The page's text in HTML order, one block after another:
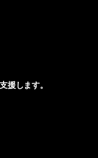
援します。